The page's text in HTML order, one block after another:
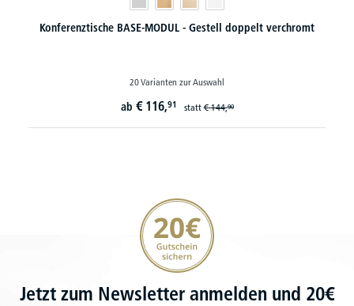
Konferenztische BASE-MODUL - Gestell doppelt verchromt
20 Varianten zur Auswahl
ab € 116,91 statt€ 144,90
20€ Gutschein sichern
Jetzt zum Newsletter anmelden und 20€